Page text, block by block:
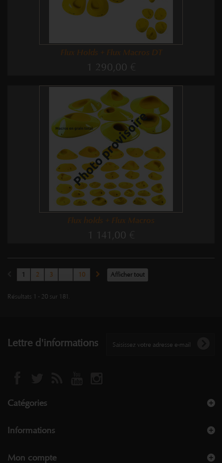
Flux Holds + Flux Macros DT
1 290,00 €
Flux holds + Flux Macros
1 141,00 €
Afficher tout
1 2 3 10
Résultats 1 - 20 sur 181.
Lettre d'informations
Catégories
Informations
Mon compte